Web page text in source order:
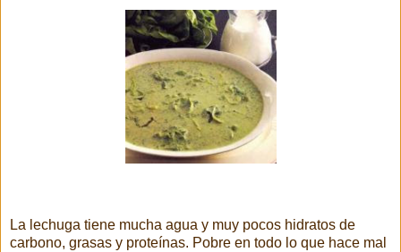
La lechuga tiene mucha agua y muy pocos hidratos de
carbono, grasas y proteínas. Pobre en todo lo que hace mal